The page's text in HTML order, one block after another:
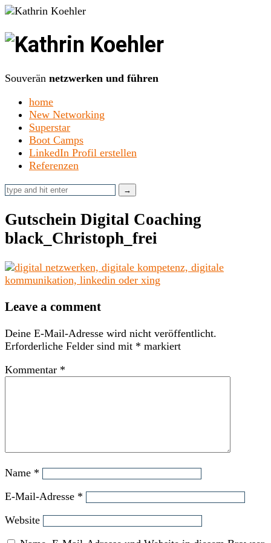
Kathrin
Koehler
Souverän netzwerken und führen
home
New Networking
Superstar
Boot Camps
LinkedIn Profil erstellen
Referenzen
Gutschein Digital Coaching
black_Christoph_frei
Leave a comment
Deine E-Mail-Adresse wird nicht veröffentlicht.
Erforderliche Felder sind mit * markiert
Kommentar *
Name *
E-Mail-Adresse *
Website